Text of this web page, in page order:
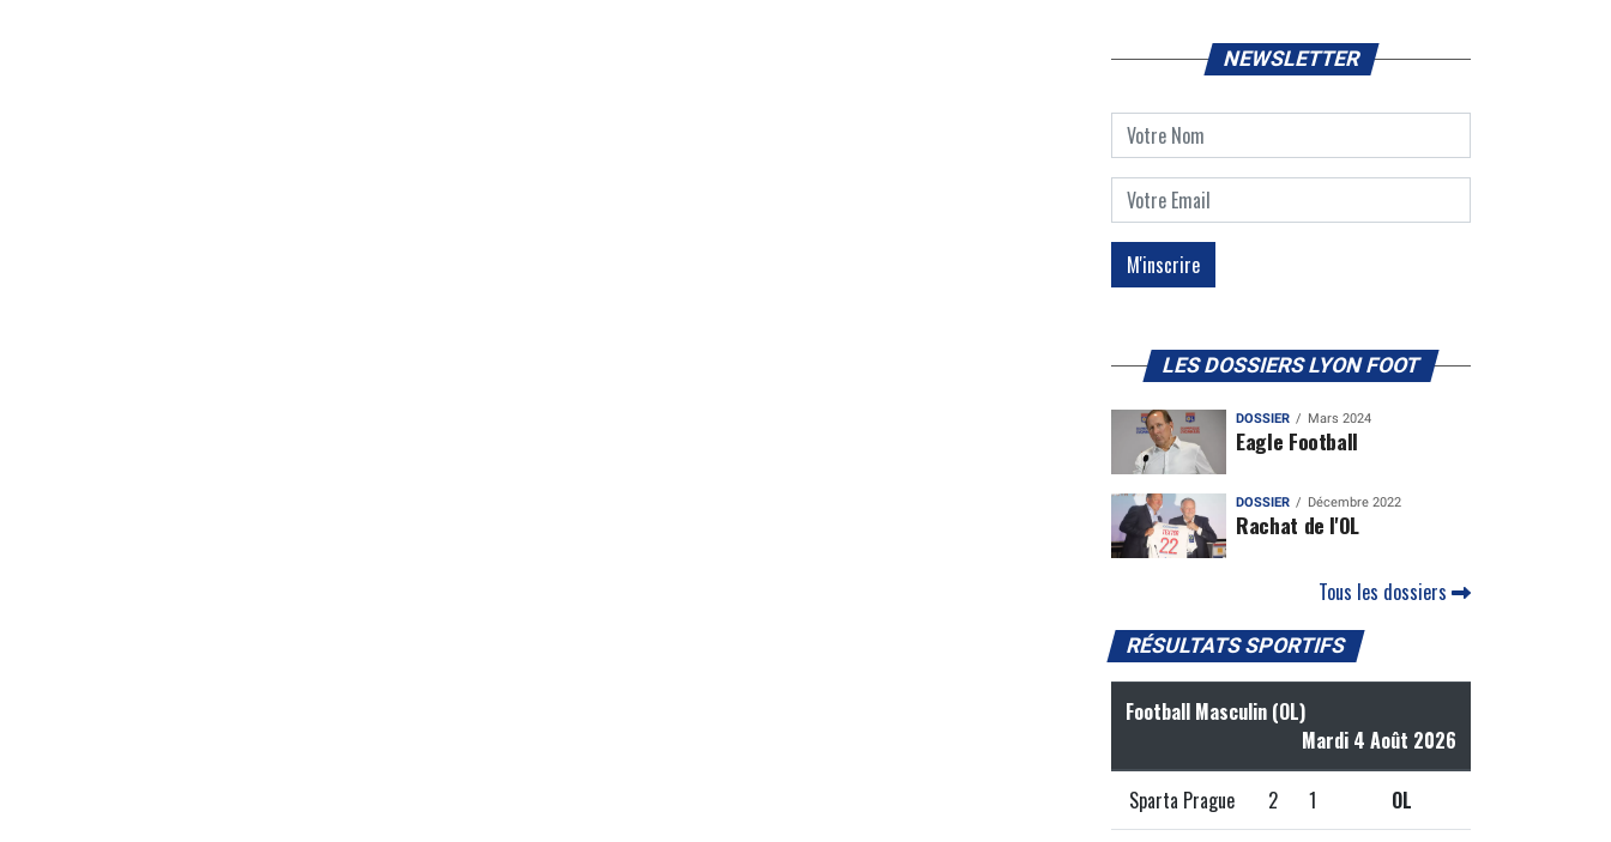
NEWSLETTER
LES DOSSIERS LYON FOOT
DOSSIER Mars 2024
Eagle Football
DOSSIER Décembre 2022
Rachat de l'OL
Tous les dossiers
RÉSULTATS SPORTIFS
Football Masculin (OL)
Mardi 4 Août 2026
Sparta Prague 2 1 OL